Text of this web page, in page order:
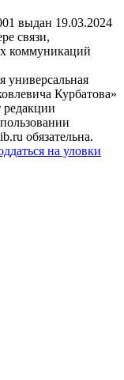
выдан 19.03.2024
связи,
коммуникаций
универсальная
Курбатова»
обязательна.
на уловки